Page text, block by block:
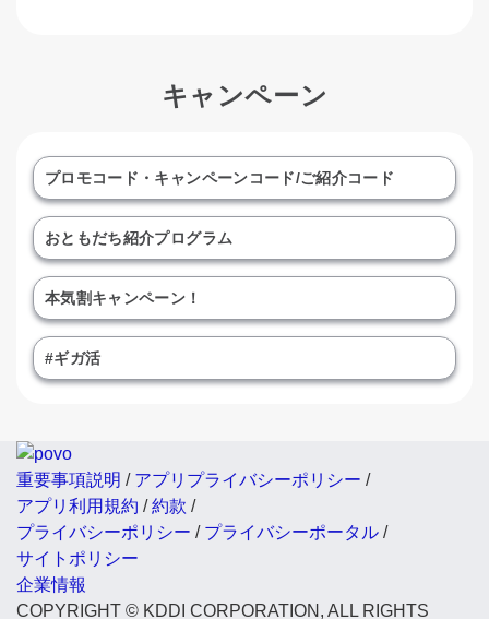
キャンペーン
プロモコード・キャンペーンコード/ご紹介コード
おともだち紹介プログラム
本気割キャンペーン！
#ギガ活
重要事項説明 / アプリプライバシーポリシー /
アプリ利用規約 /約款 /
プライバシーポリシー / プライバシーポータル /
サイトポリシー
企業情報
COPYRIGHT © KDDI CORPORATION, ALL RIGHTS